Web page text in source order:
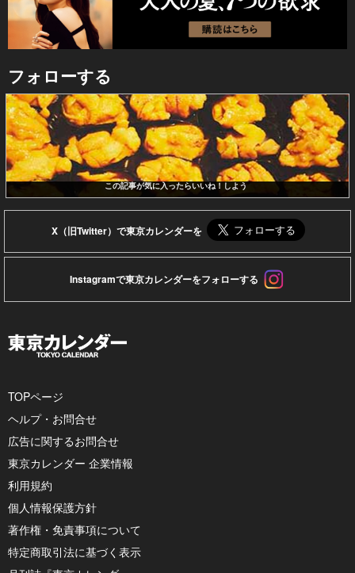
フォローする
この記事が気に入ったらいいね！しよう
X（旧Twitter）で東京カレンダーを
Instagramで東京カレンダーをフォローする
TOPページ
ヘルプ・お問合せ
広告に関するお問合せ
東京カレンダー 企業情報
利用規約
個人情報保護方針
著作権・免責事項について
特定商取引法に基づく表示